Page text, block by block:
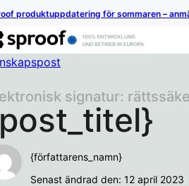
produktuppdatering för sommaren –
signatur:
{författarens_namn}
Senast ändrad den: 12 april 2023